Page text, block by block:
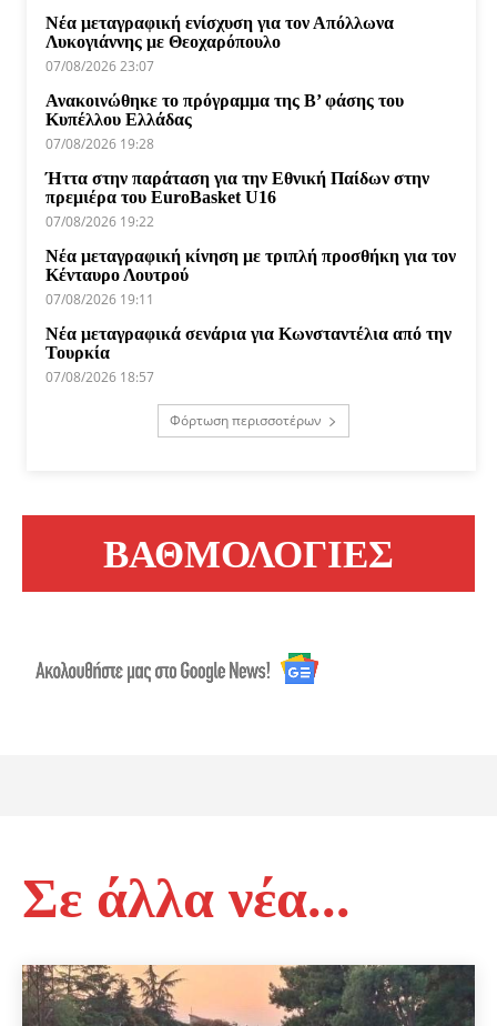
Νέα μεταγραφική ενίσχυση για τον Απόλλωνα
Λυκογιάννης με Θεοχαρόπουλο
07/08/2026 23:07
Ανακοινώθηκε το πρόγραμμα της Β’ φάσης του
Κυπέλλου Ελλάδας
07/08/2026 19:28
Ήττα στην παράταση για την Εθνική Παίδων στην
πρεμιέρα του EuroBasket U16
07/08/2026 19:22
Νέα μεταγραφική κίνηση με τριπλή προσθήκη για τον
Κένταυρο Λουτρού
07/08/2026 19:11
Νέα μεταγραφικά σενάρια για Κωνσταντέλια από την
Τουρκία
07/08/2026 18:57
Φόρτωση περισσοτέρων
ΒΑΘΜΟΛΟΓΙΕΣ
Σε άλλα νέα...